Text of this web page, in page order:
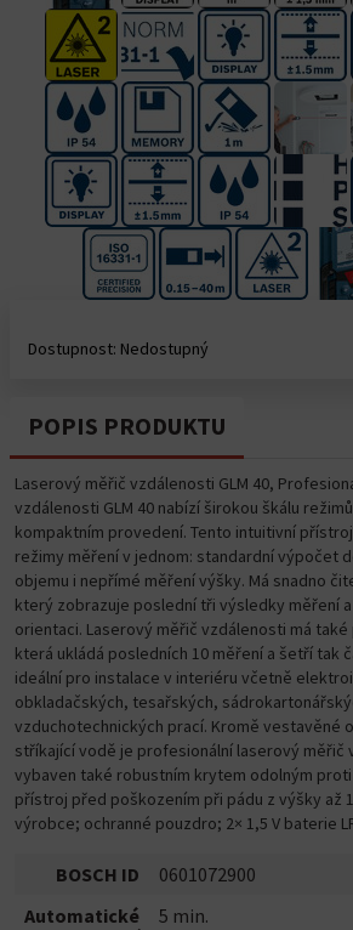
Dostupnost: Nedostupný
POPIS PRODUKTU
Laserový měřič vzdálenosti GLM 40,
vzdálenosti GLM 40 nabízí širokou škálu
kompaktním provedení. Tento intuitivní
režimy měření v jednom: standardní výpočet
objemu i nepřímé měření výšky. Má snadno
který zobrazuje poslední tři výsledky měření
orientaci. Laserový měřič vzdálenosti má
která ukládá posledních 10 měření a šetří tak
ideální pro instalace v interiéru včetně
obkladačských, tesařských,
vzduchotechnických prací. Kromě vestavěné
stříkající vodě je profesionální laserový měřič
vybaven také robustním krytem odolným
přístroj před poškozením při pádu z výšky až
výrobce; ochranné pouzdro; 2× 1,5 V baterie
BOSCH ID
0601072900
Automatické
5 min.